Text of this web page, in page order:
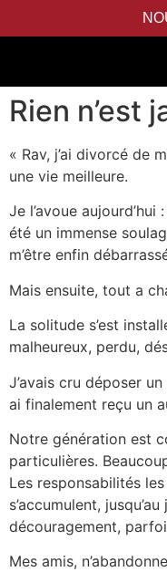
Rien n’est
« Rav, j’ai divorcé de
une vie meilleure.
Je l’avoue
été un immense
m’être enfin
Mais ensuite, tout a
La solitude s’est
malheureux, perdu,
J’avais cru déposer
ai finalement reçu un
Notre génération est
particulières.
Les responsabilités
s’accumulent,
découragement,
Mes amis,